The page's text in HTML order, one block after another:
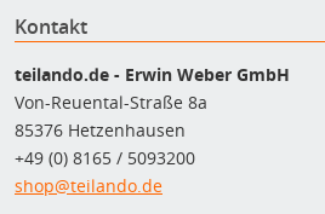
Kontakt
teilando.de - Erwin Weber GmbH
Von-Reuental-Straße 8a
85376 Hetzenhausen
+49 (0) 8165 / 5093200
shop@teilando.de